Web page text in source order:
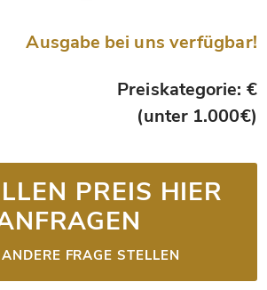
Ausgabe bei uns verfügbar!
Preiskategorie: €
(unter 1.000€)
PREIS HIER
FRAGE STELLEN